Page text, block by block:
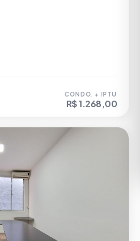
CONDO. + IPTU
R$ 1.268,00